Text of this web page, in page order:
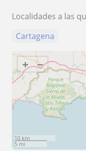
Localidades a las
Cartagena
+ −
10 km
5 mi